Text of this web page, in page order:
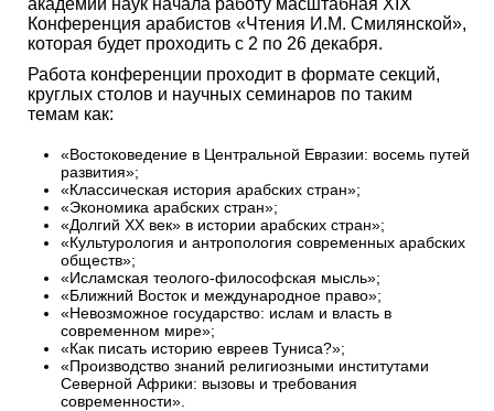
Конференция арабистов «Чтения И.М. Смилянской»,
которая будет проходить с 2 по 26 декабря.
Работа конференции проходит в формате секций,
круглых столов и научных семинаров по таким
темам как:
«Востоковедение в Центральной Евразии: восемь путей
развития»;
«Классическая история арабских стран»;
«Экономика арабских стран»;
«Долгий XX век» в истории арабских стран»;
«Культурология и антропология современных арабских
обществ»;
«Исламская теолого-философская мысль»;
«Ближний Восток и международное право»;
«Невозможное государство: ислам и власть в
современном мире»;
«Как писать историю евреев Туниса?»;
«Производство знаний религиозными институтами
Северной Африки: вызовы и требования
современности».